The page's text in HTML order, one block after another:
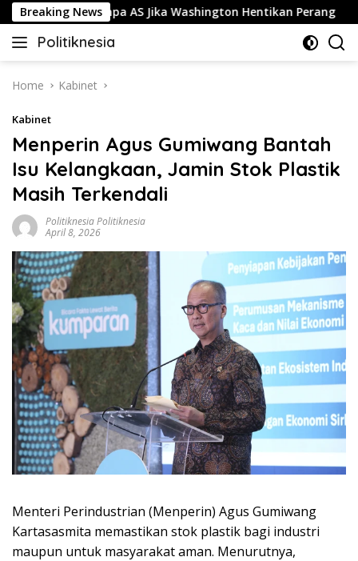
Skip
to
content
Breaking News
Iran Tanpa AS Jika Washington Hentikan Perang
Politiknesia
Politiknesia.com
Home Kabinet
Kabinet
Menperin Agus Gumiwang Bantah
Isu Kelangkaan, Jamin Stok Plastik
Masih Terkendali
Politiknesia Politiknesia
April 8, 2026
Menteri Perindustrian (Menperin) Agus Gumiwang
Kartasasmita memastikan stok plastik bagi industri
maupun untuk masyarakat aman. Menurutnya,